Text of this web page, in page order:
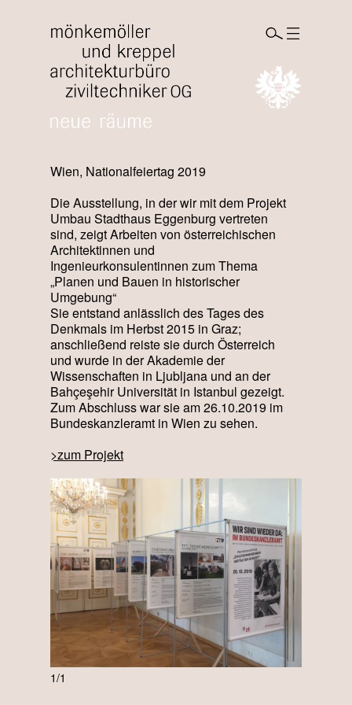
Wien, Nationalfeiertag 2019
Die Ausstellung, in der wir mit dem Projekt
Umbau Stadthaus Eggenburg vertreten
sind, zeigt Arbeiten von österreichischen
Architektinnen und
Ingenieurkonsulentinnen zum Thema
„Planen und Bauen in historischer
Umgebung“
Sie entstand anlässlich des Tages des
Denkmals im Herbst 2015 in Graz;
anschließend reiste sie durch Österreich
und wurde in der Akademie der
Wissenschaften in Ljubljana und an der
Bahçeşehir Universität in Istanbul gezeigt.
Zum Abschluss war sie am 26.10.2019 im
Bundeskanzleramt in Wien zu sehen.
>zum Projekt
1/1